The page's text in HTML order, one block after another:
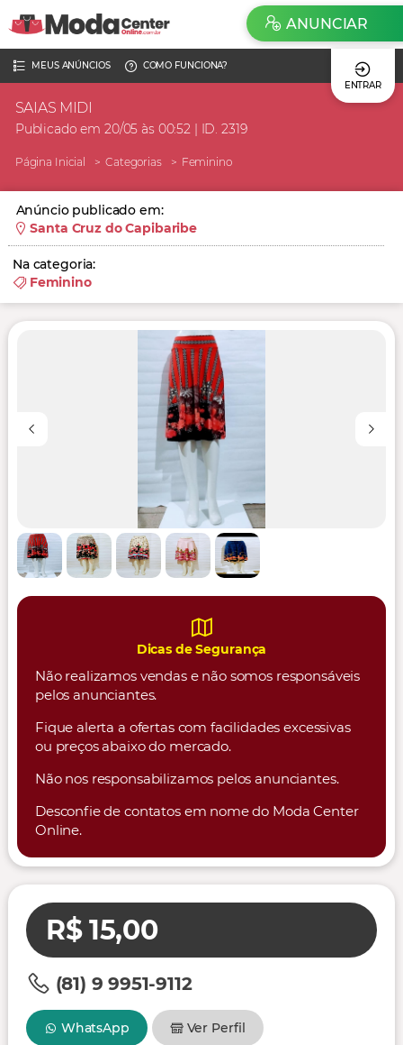
MEUS ANÚNCIOS
COMO FUNCIONA?
ENTRAR
ANUNCIAR
SAIAS MIDI
Publicado em 20/05 às 00:52 | ID. 2319
Página Inicial Categorias Feminino
Anúncio publicado em:
Santa Cruz do Capibaribe
Na categoria:
Feminino
Dicas de Segurança
Não realizamos vendas e não somos responsáveis
pelos anunciantes.
Fique alerta a ofertas com facilidades excessivas
ou preços abaixo do mercado.
Não nos responsabilizamos pelos anunciantes.
Desconfie de contatos em nome do Moda Center
Online.
R$ 15,00
(81) 9 9951-9112
WhatsApp Ver Perfil